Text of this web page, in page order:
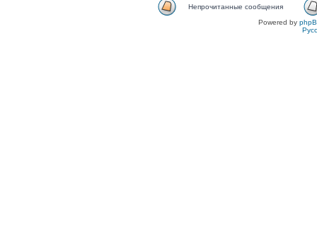
Непрочитанные сообщения
Powered by